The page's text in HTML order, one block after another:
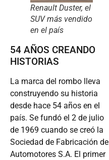
Renault Duster, el
SUV más vendido
en el país
54 AÑOS CREANDO
HISTORIAS
La marca del rombo lleva
construyendo su historia
desde hace 54 años en el
país. Se fundó el 2 de julio
de 1969 cuando se creó la
Sociedad de Fabricación de
Automotores S.A. El primer